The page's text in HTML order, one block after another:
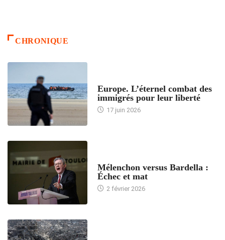
CHRONIQUE
Europe. L’éternel combat des
immigrés pour leur liberté
17 juin 2026
Mélenchon versus Bardella :
Échec et mat
2 février 2026